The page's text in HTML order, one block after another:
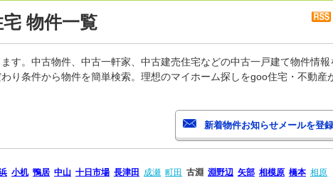
物件一覧
す。中古物件、中古一軒家、中古建売住宅などの中古一戸建て物件情報
り条件から物件を簡単検索。理想のマイホーム探しをgoo住宅・不動産
小机 鴨居 中山 十日市場 長津田 成瀬 町田 古淵 淵野辺 矢部 相模原 橋本 相原